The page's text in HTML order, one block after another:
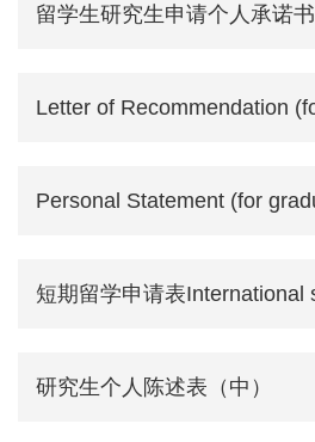
留学生研究生申请个人承诺书
研究生个人陈述表（中）